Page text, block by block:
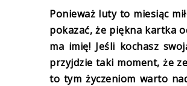
Ponieważ luty to miesiąc
pokazać, że piękna kartka
ma imię! Jeśli kochasz
przyjdzie taki moment, że
to tym życzeniom warto